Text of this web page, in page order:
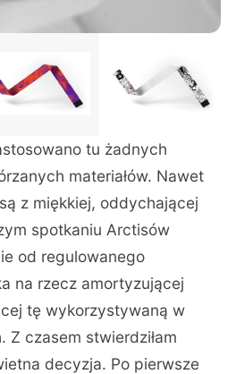
tu żadnych
materiałów. Nawet
z miękkiej, oddychającej
spotkaniu Arctisów
od regulowanego
na rzecz amortyzującej
tę wykorzystywaną w
Z czasem stwierdziłam
decyzja. Po pierwsze